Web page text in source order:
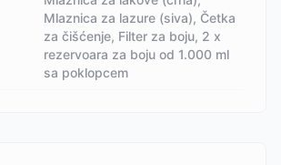
Mlaznica za lazure (siva), Četka
za čišćenje, Filter za boju, 2 x
rezervoara za boju od 1.000 ml
sa poklopcem